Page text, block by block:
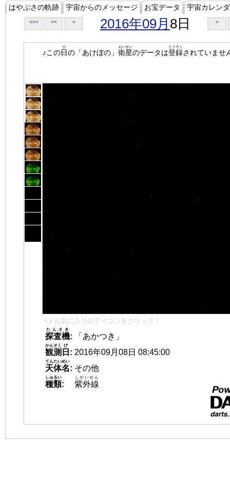
はやぶさの軌跡 宇宙からのメッセージ お宝データ 宇宙カレン
<<< << < 2016年09月 8日 >
♪この日
ひ
の「あけぼの」 衛星
えいせい
のデータは登録
とうろく
されていませ
👈 お気に入りのアイコンをクリック！
探査機
たんさき
:
「あかつき」
観測
かんそく
日
び
: 2016年09月08日 08:45:00
天体名
てんたいめい
: その他
種類
しゅるい
: 紫外線
しがいせん